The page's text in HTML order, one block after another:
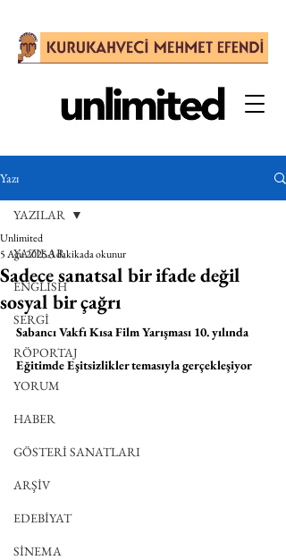
Yazı
YAZILAR
ENGLISH
SERGİ
RÖPORTAJ
YORUM
HABER
GÖSTERİ SANATLARI
ARŞİV
EDEBİYAT
SİNEMA
YAZILAR
Sadece sanatsal bir ifade değil
sosyal bir çağrı
Unlimited
5 Ağu 20253 dakikada okunur
Sabancı Vakfı Kısa Film Yarışması 10. yılında
Eğitimde Eşitsizlikler temasıyla gerçekleşiyor